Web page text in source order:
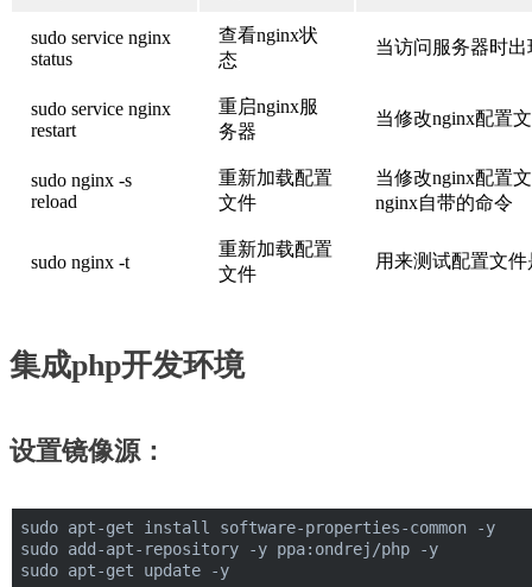
sudo service nginx
status
查看nginx状
态
当访问服务器时
sudo service nginx
restart
重启nginx服
务器
当修改nginx配置
sudo nginx -s
reload
重新加载配置
文件
当修改nginx配置
nginx自带的命令
sudo nginx -t
重新加载配置
文件
用来测试配置文
集成php开发环境
设置镜像源：
sudo apt-get install software-properties-common -y
sudo add-apt-repository -y ppa:ondrej/php -y
sudo apt-get update -y